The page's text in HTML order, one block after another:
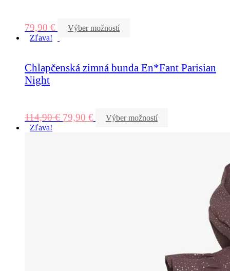
79,90 €
Výber možností
Zľava!
Chlapčenská zimná bunda En*Fant Parisian
Night
114,90€ 79,90 €
Výber možností
Zľava!